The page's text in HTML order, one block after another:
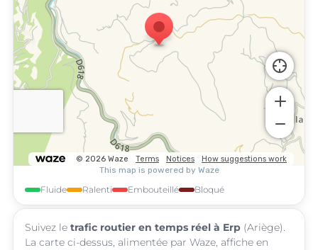
Fluide Ralenti Embouteillé Bloqué
Suivez le trafic routier en temps réel à Erp (Ariège).
La carte ci-dessus, alimentée par Waze, affiche en